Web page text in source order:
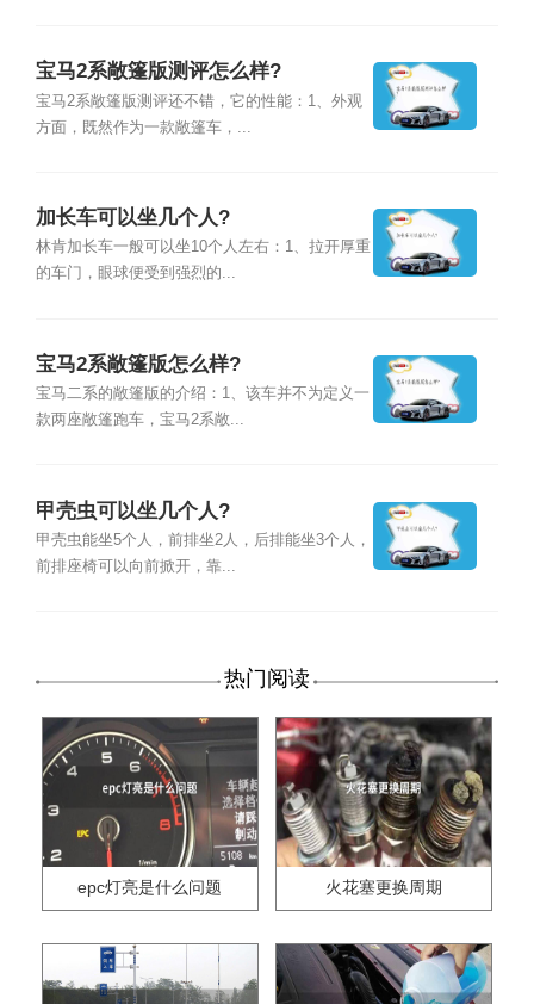
宝马2系敞篷版测评怎么样?
宝马2系敞篷版测评还不错，它的性能：1、外观
方面，既然作为一款敞篷车，...
加长车可以坐几个人?
林肯加长车一般可以坐10个人左右：1、拉开厚重
的车门，眼球便受到强烈的...
宝马2系敞篷版怎么样?
宝马二系的敞篷版的介绍：1、该车并不为定义一
款两座敞篷跑车，宝马2系敞...
甲壳虫可以坐几个人?
甲壳虫能坐5个人，前排坐2人，后排能坐3个人，
前排座椅可以向前掀开，靠...
热门阅读
epc灯亮是什么问题 火花塞更换周期